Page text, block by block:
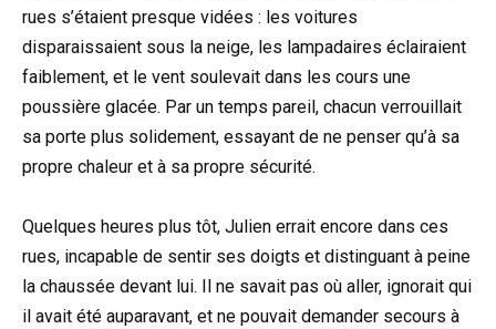
rues s’étaient presque vidées : les voitures
disparaissaient sous la neige, les lampadaires éclairaient
faiblement, et le vent soulevait dans les cours une
poussière glacée. Par un temps pareil, chacun verrouillait
sa porte plus solidement, essayant de ne penser qu’à sa
propre chaleur et à sa propre sécurité.
Quelques heures plus tôt, Julien errait encore dans ces
rues, incapable de sentir ses doigts et distinguant à peine
la chaussée devant lui. Il ne savait pas où aller, ignorait qui
il avait été auparavant, et ne pouvait demander secours à